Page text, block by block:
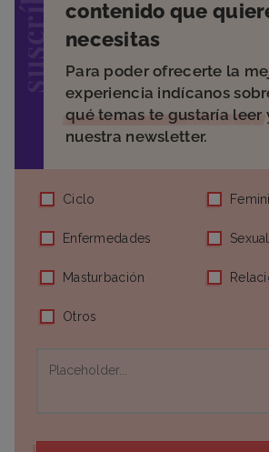
contenido que
necesitas
Para poder ofrecerte la
experiencia indícanos
qué temas te gustaría leer
nuestra newsletter.
Ciclo
Enfermedades
Masturbación
Otros